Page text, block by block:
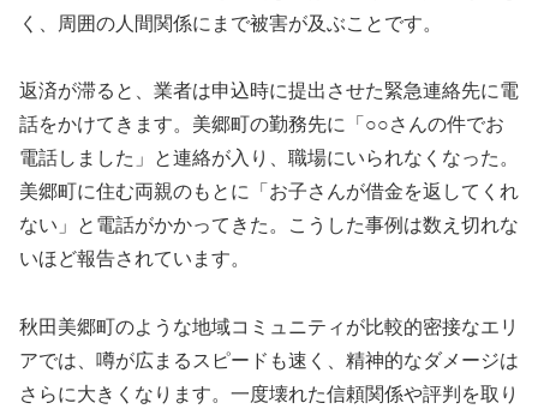
く、周囲の人間関係にまで被害が及ぶことです。
返済が滞ると、業者は申込時に提出させた緊急連絡先に電
話をかけてきます。美郷町の勤務先に「○○さんの件でお
電話しました」と連絡が入り、職場にいられなくなった。
美郷町に住む両親のもとに「お子さんが借金を返してくれ
ない」と電話がかかってきた。こうした事例は数え切れな
いほど報告されています。
秋田美郷町のような地域コミュニティが比較的密接なエリ
アでは、噂が広まるスピードも速く、精神的なダメージは
さらに大きくなります。一度壊れた信頼関係や評判を取り